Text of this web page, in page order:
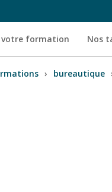
votre formation Nos
› bureautique